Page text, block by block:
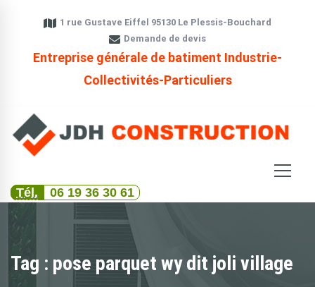
1 rue Gustave Eiffel 95130 Le Plessis-Bouchard
Demande de devis
Entreprise générale de batiment Industrie-
Collectivités-Particuliers
Tél. 06 19 36 30 61
Tag : pose parquet wy dit joli village